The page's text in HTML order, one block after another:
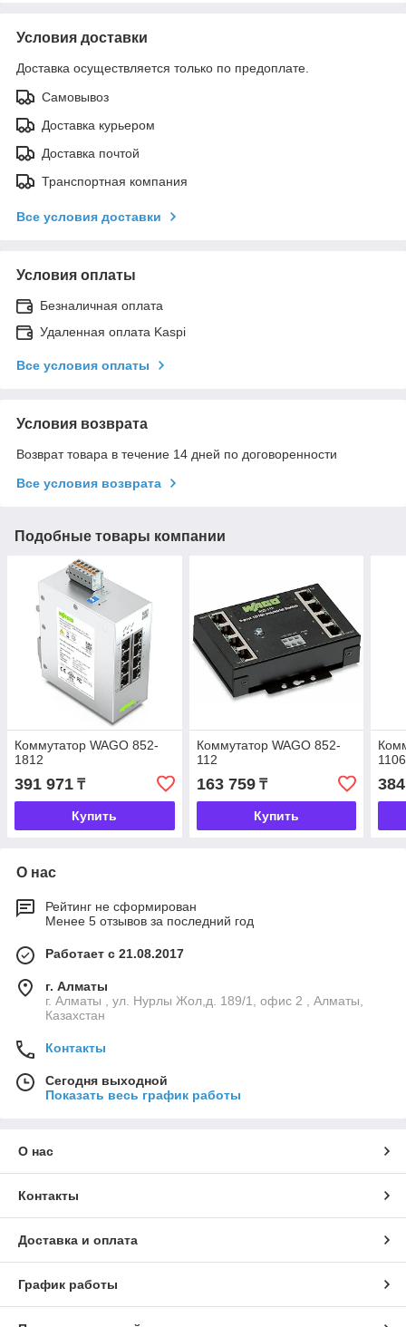
Условия доставки
Доставка осуществляется только по предоплате.
Самовывоз
Доставка курьером
Доставка почтой
Транспортная компания
Все условия доставки
Условия оплаты
Безналичная оплата
Удаленная оплата Kaspi
Все условия оплаты
Условия возврата
Возврат товара в течение 14 дней по договоренности
Все условия возврата
Подобные товары компании
Коммутатор WAGO 852-
1812
391 971 ₸
Купить
Коммутатор WAGO 852-
112
163 759₸
Купить
1106
О нас
Рейтинг не сформирован
Менее 5 отзывов за последний год
Работает с 21.08.2017
г. Алматы
г. Алматы , ул. Нурлы Жол,д. 189/1, офис 2 , Алматы,
Казахстан
Контакты
Сегодня выходной
Показать весь график работы
О нас
Контакты
Доставка и оплата
График работы